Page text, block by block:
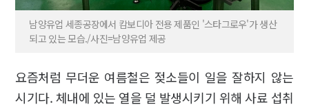
남양유업 세종공장에서 캄보디아 전용 제품인 '스타그로우'가 생산
되고 있는 모습./사진=남양유업 제공
요즘처럼 무더운 여름철은 젖소들이 일을 잘하지 않는
시기다. 체내에 있는 열을 덜 발생시키기 위해 사료 섭취